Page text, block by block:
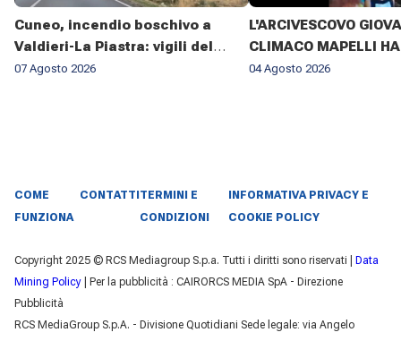
Cuneo, incendio boschivo a
Valdieri-La Piastra: vigili del
fuoco al lavoro da sette giorni
07 Agosto 2026
L'ARCIVESCOVO
CLIMACO MAPELLI HA
PRESENZIATO AL
04 Agosto 2026
COME
FUNZIONA
CONTATTI TERMINI E
CONDIZIONI
INFORMATIVA PRIVACY E
COOKIE POLICY
Copyright 2025 © RCS Mediagroup S.p.a. Tutti i diritti sono riservati |
Data
Mining Policy | Per la pubblicità : CAIRORCS MEDIA SpA - Direzione
Pubblicità
RCS MediaGroup S.p.A. - Divisione Quotidiani Sede legale: via Angelo